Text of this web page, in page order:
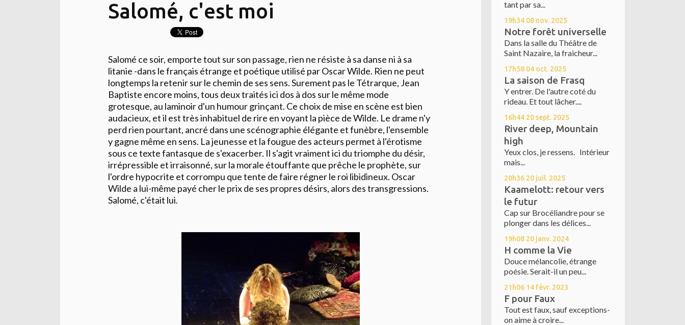
Salomé, c'est moi
Salomé ce soir, emporte tout sur son passage, rien ne résiste à sa danse ni à sa
litanie -dans le français étrange et poétique utilisé par Oscar Wilde. Rien ne peut
longtemps la retenir sur le chemin de ses sens. Surement pas le Tétrarque, Jean
Baptiste encore moins, tous deux traités ici dos à dos sur le même mode
grotesque, au laminoir d'un humour grinçant. Ce choix de mise en scène est bien
audacieux, et il est très inhabituel de rire en voyant la pièce de Wilde. Le drame n'y
perd rien pourtant, ancré dans une scénographie élégante et funèbre, l'ensemble
y gagne même en sens. La jeunesse et la fougue des acteurs permet à l'érotisme
sous ce texte fantasque de s'exacerber. Il s'agit vraiment ici du triomphe du désir,
irrépressible et irraisonné, sur la morale étouffante que prêche le prophète, sur
l'ordre hypocrite et corrompu que tente de faire régner le roi libidineux. Oscar
Wilde a lui-même payé cher le prix de ses propres désirs, alors des transgressions.
Salomé, c'était lui.
tant par sa...
19h34 08 nov. 2025
Notre forêt universelle
Dans la salle du Théâtre de
Saint Nazaire, la fraicheur...
17h58 04 oct. 2025
La saison de Frasq
Y entrer. De l'autre coté du
rideau. Et tout lâcher....
16h44 20sept. 2025
River deep, Mountain
high
Yeux clos, je ressens. Intérieur
mais...
20h36 20 juil. 2025
Kaamelott: retour vers
le futur
Cap sur Brocéliandre pour se
plonger dans les délices...
19h08 20 janv. 2024
H comme la Vie
Douce mélancolie, étrange
poésie. Serait-il un peu...
21h06 14 févr. 2023
F pour Faux
Tout est faux, sauf exceptions-
on aime à croire...